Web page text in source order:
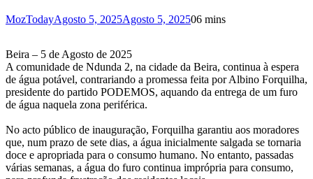
MozTodayAgosto 5, 2025Agosto 5, 202506 mins
Beira – 5 de Agosto de 2025
A comunidade de Ndunda 2, na cidade da Beira, continua à espera
de água potável, contrariando a promessa feita por Albino Forquilha,
presidente do partido PODEMOS, aquando da entrega de um furo
de água naquela zona periférica.
No acto público de inauguração, Forquilha garantiu aos moradores
que, num prazo de sete dias, a água inicialmente salgada se tornaria
doce e apropriada para o consumo humano. No entanto, passadas
várias semanas, a água do furo continua imprópria para consumo,